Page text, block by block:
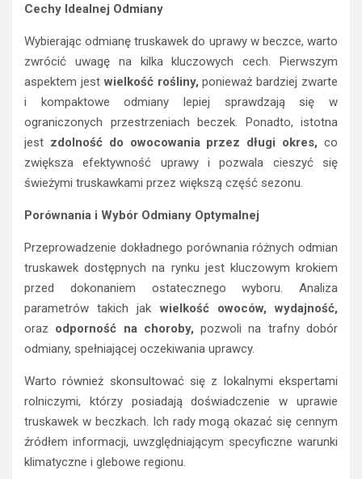
Cechy Idealnej Odmiany
Wybierając odmianę truskawek do uprawy w beczce, warto
zwrócić uwagę na kilka kluczowych cech. Pierwszym
aspektem jestwielkość rośliny, ponieważ bardziej zwarte
i kompaktowe odmiany lepiej sprawdzają się w
ograniczonych przestrzeniach beczek. Ponadto, istotna
jest zdolność do owocowania przez długi okres, co
zwiększa efektywność uprawy i pozwala cieszyć się
świeżymi truskawkami przez większą część sezonu.
Porównania i Wybór Odmiany Optymalnej
Przeprowadzenie dokładnego porównania różnych odmian
truskawek dostępnych na rynku jest kluczowym krokiem
przed dokonaniem ostatecznego wyboru. Analiza
parametrów takich jakwielkość owoców,
wydajność,
oraz odporność na choroby, pozwoli na trafny dobór
odmiany, spełniającej oczekiwania uprawcy.
Warto również skonsultować się z lokalnymi ekspertami
rolniczymi, którzy posiadają doświadczenie w uprawie
truskawek w beczkach. Ich rady mogą okazać się cennym
źródłem informacji, uwzględniającym specyficzne warunki
klimatyczne i glebowe regionu.